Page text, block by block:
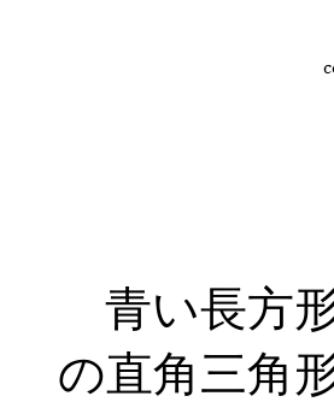
青い長方
の直角三角